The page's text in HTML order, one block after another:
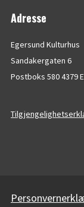
Adresse
Egersund Kulturhus
Sandakergaten 6
Postboks 580 4379